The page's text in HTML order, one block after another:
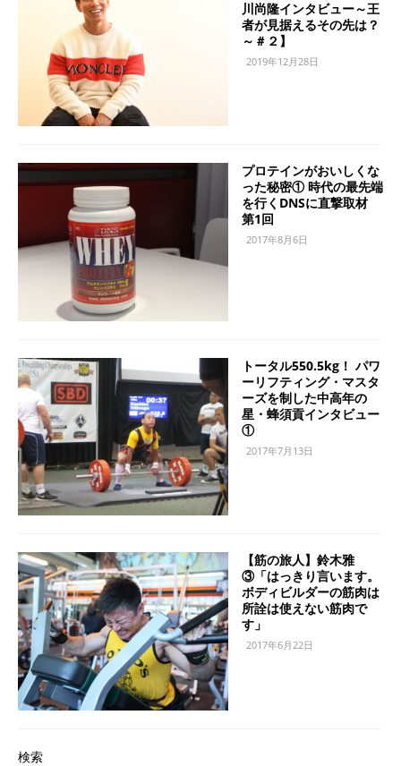
川尚隆インタビュー～王
者が見据えるその先は？
～＃２】
2019年12月28日
プロテインがおいしくな
った秘密① 時代の最先端
を行くDNSに直撃取材
第1回
2017年8月6日
トータル550.5kg！ パワ
ーリフティング・マスタ
ーズを制した中高年の
星・蜂須貢インタビュー
①
2017年7月13日
【筋の旅人】鈴木雅
③「はっきり言います。
ボディビルダーの筋肉は
所詮は使えない筋肉で
す」
2017年6月22日
検索